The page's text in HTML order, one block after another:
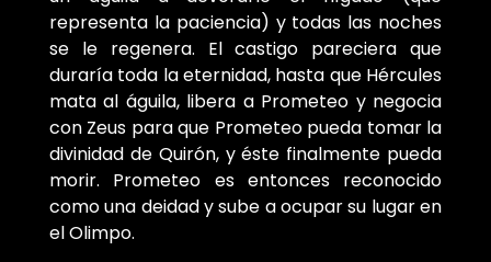
representa la paciencia) y todas las noches
se le regenera. El castigo pareciera que
duraría toda la eternidad, hasta que Hércules
mata al águila, libera a Prometeo y negocia
con Zeus para que Prometeo pueda tomar la
divinidad de Quirón, y éste finalmente pueda
morir. Prometeo es entonces reconocido
como una deidad y sube a ocupar su lugar en
el Olimpo.